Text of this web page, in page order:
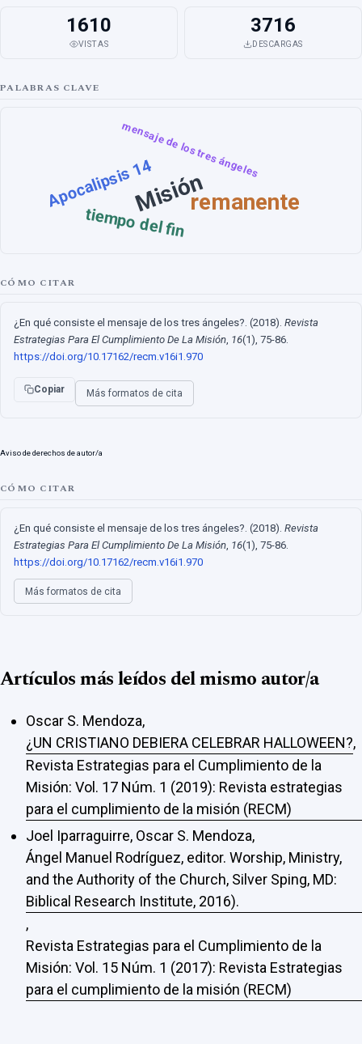
1610
VISTAS
3716
DESCARGAS
PALABRAS CLAVE
Misiónremanente
Apocalipsis 14
tiempo del fin
mensaje de los tres ángeles
CÓMO CITAR
¿En qué consiste el mensaje de los tres ángeles?. (2018). Revista
Estrategias Para El Cumplimiento De La Misión, 16(1), 75-86.
https://doi.org/10.17162/recm.v16i1.970
Copiar Más formatos de cita
Aviso de derechos de autor/a
CÓMO CITAR
¿En qué consiste el mensaje de los tres ángeles?. (2018). Revista
Estrategias Para El Cumplimiento De La Misión, 16(1), 75-86.
https://doi.org/10.17162/recm.v16i1.970
Más formatos de cita
Artículos más leídos del mismo autor/a
Oscar S. Mendoza,
¿UN CRISTIANO DEBIERA CELEBRAR HALLOWEEN?,
Revista Estrategias para el Cumplimiento de la
Misión: Vol. 17 Núm. 1 (2019): Revista estrategias
para el cumplimiento de la misión (RECM)
Joel Iparraguirre, Oscar S. Mendoza,
Ángel Manuel Rodríguez, editor. Worship, Ministry,
and the Authority of the Church, Silver Sping, MD:
Biblical Research Institute, 2016).
,
Revista Estrategias para el Cumplimiento de la
Misión: Vol. 15 Núm. 1 (2017): Revista Estrategias
para el cumplimiento de la misión (RECM)